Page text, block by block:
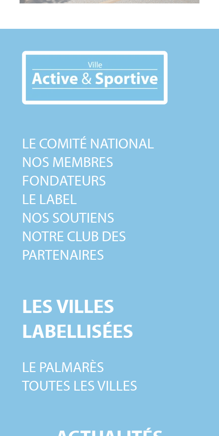
LE COMITÉ NATIONAL
NOS MEMBRES
FONDATEURS
LE LABEL
NOS SOUTIENS
NOTRE CLUB DES
PARTENAIRES
LES VILLES
LABELLISÉES
LE PALMARÈS
TOUTES LES VILLES